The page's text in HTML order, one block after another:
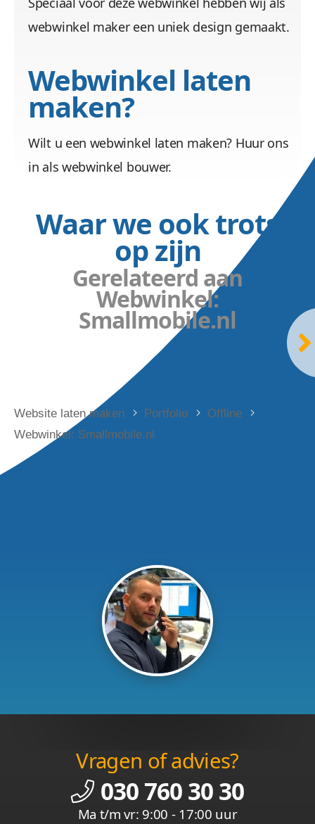
webwinkel maker een uniek design gemaakt.
Webwinkel laten
maken?
Wilt u een webwinkel laten maken? Huur ons
in als webwinkel bouwer.
Waar we ook trots
op zijn
Gerelateerd aan
Webwinkel:
Smallmobile.nl
Website laten maken Portfolio
Offline
Webwinkel: Smallmobile.nl
Vragen of advies?
030 760 30 30
Ma t/m vr: 9:00 - 17:00 uur